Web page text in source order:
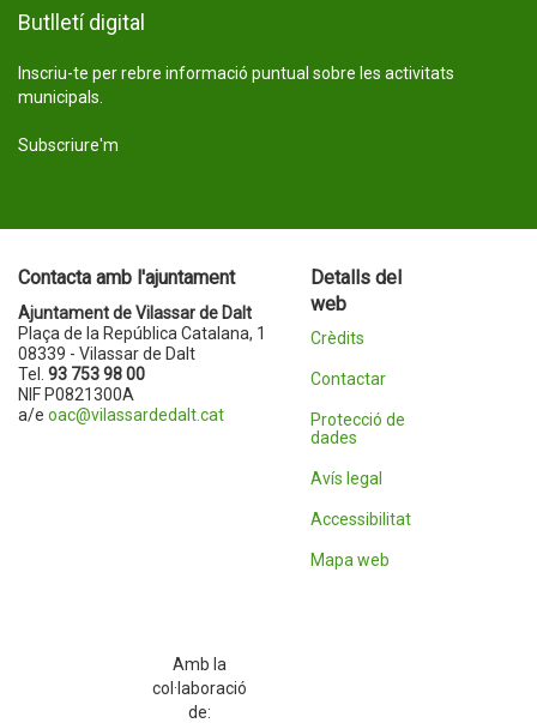
Butlletí digital
Inscriu-te per rebre informació puntual sobre les activitats
municipals.
Subscriure'm
Contacta amb l'ajuntament
Ajuntament de Vilassar de Dalt
Plaça de la República Catalana, 1
08339 - Vilassar de Dalt
Tel. 93 753 98 00
NIF P0821300A
a/e oac@vilassardedalt.cat
Detalls del
web
Crèdits
Contactar
Protecció de
dades
Avís legal
Accessibilitat
Mapa web
Amb la
col·laboració
de: